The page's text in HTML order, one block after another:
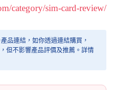
category/sim-card-review/
品連結，如你透過連結購買，
但不影響產品評價及推薦。詳情